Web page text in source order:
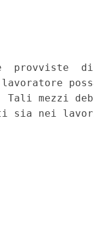
provviste
mezzi
sia nei